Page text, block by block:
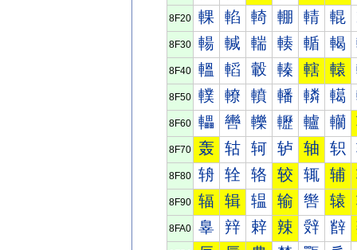
8F20 輠 輡 輢 輣 輤 輥
8F30 輰 輱 輲 輳 輴 輵
8F40 轀 轁 轂 轃 轄 轅
8F50 轐 轑 轒 轓 轔 轕
8F60 轠 轡 轢 轣 轤 轥
8F70 轰 轱 轲 轳 轴 轵
8F80 辀 辁 辂 较 辄 辅
8F90 辐 辑 辒 输 辔 辕
8FA0 辠 辡 辢 辣 辤 辥